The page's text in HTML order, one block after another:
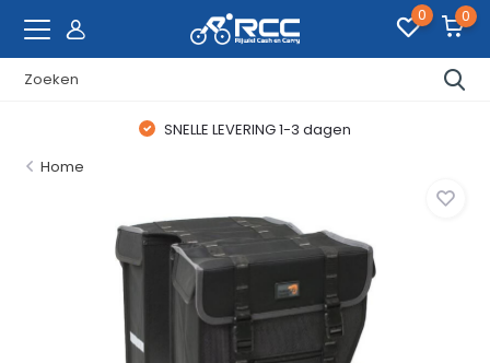
0 0
SNELLE LEVERING 1-3 dagen
Home